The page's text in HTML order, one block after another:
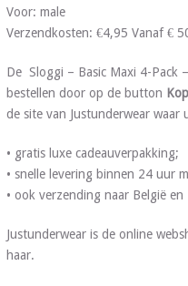
Voor: male
Verzendkosten: €4,95 Vanaf €
De Sloggi – Basic Maxi 4-Pack
bestellen door op de button
de site van Justunderwear waar
• gratis luxe cadeauverpakking;
• snelle levering binnen 24 uur
• ook verzending naar België en
Justunderwear is de online
haar.